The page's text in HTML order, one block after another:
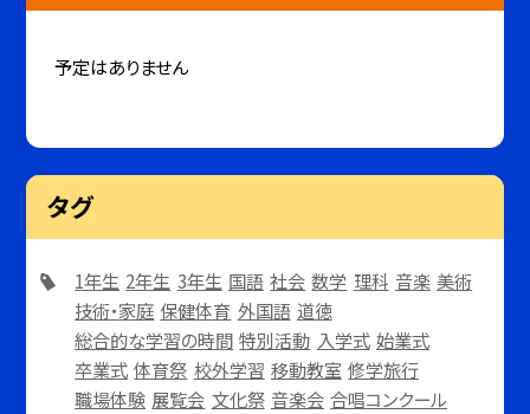
予定はありません
タグ
1年生 2年生 3年生 国語 社会 数学 理科 音楽 美術
技術・家庭 保健体育 外国語 道徳
総合的な学習の時間 特別活動 入学式 始業式
卒業式 体育祭 校外学習 移動教室 修学旅行
職場体験 展覧会 文化祭 音楽会 合唱コンクール